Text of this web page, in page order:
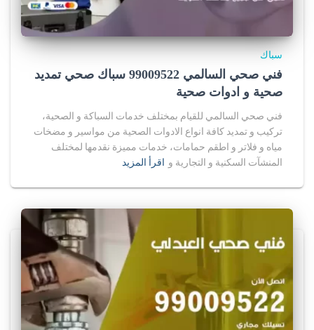
سباك
فني صحي السالمي 99009522 سباك صحي تمديد
صحية و ادوات صحية
فني صحي السالمي للقيام بمختلف خدمات السباكة و الصحية،
تركيب و تمديد كافة انواع الادوات الصحية من مواسير و مضخات
مياه و فلاتر و اطقم حمامات، خدمات مميزة نقدمها لمختلف
المنشآت السكنية و التجارية و اقرأ المزيد